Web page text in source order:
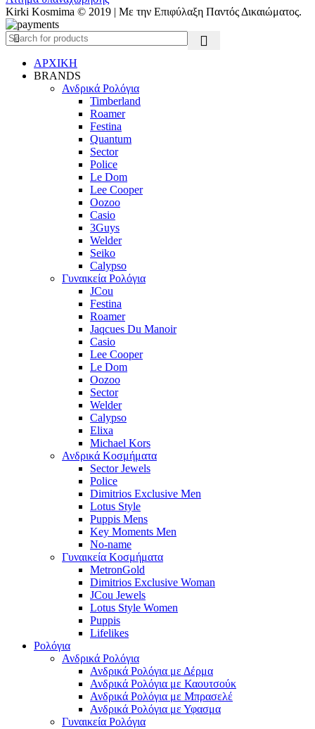
Kirki Kosmima © 2019 | Με την Επιφύλαξη Παντός Δικαιώματος.
ΑΡΧΙΚΗ
BRANDS
Ανδρικά Ρολόγια
Timberland
Roamer
Festina
Quantum
Sector
Police
Le Dom
Lee Cooper
Oozoo
Casio
3Guys
Welder
Seiko
Calypso
Γυναικεία Ρολόγια
JCou
Festina
Roamer
Jaqcues Du Manoir
Casio
Lee Cooper
Le Dom
Oozoo
Sector
Welder
Calypso
Elixa
Michael Kors
Ανδρικά Κοσμήματα
Sector Jewels
Police
Dimitrios Exclusive Men
Lotus Style
Puppis Mens
Key Moments Men
No-name
Γυναικεία Κοσμήματα
MetronGold
Dimitrios Exclusive Woman
JCou Jewels
Lotus Style Women
Puppis
Lifelikes
Ρολόγια
Ανδρικά Ρολόγια
Ανδρικά Ρολόγια με Δέρμα
Ανδρικά Ρολόγια με Καουτσούκ
Ανδρικά Ρολόγια με Μπρασελέ
Ανδρικά Ρολόγια με Υφασμα
Γυναικεία Ρολόγια